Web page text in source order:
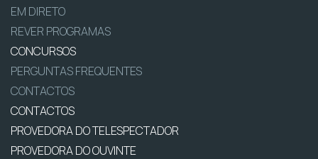
EM DIRETO
REVER PROGRAMAS
CONCURSOS
PERGUNTAS FREQUENTES
CONTACTOS
CONTACTOS
PROVEDORA DO TELESPECTADOR
PROVEDORA DO OUVINTE